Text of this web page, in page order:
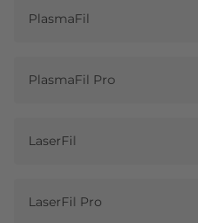
PlasmaFil
PlasmaFil Pro
LaserFil
LaserFil Pro